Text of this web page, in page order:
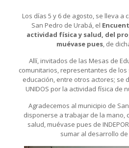
Los días 5 y 6 de agosto, se lleva a
San Pedro de Urabá, el
actividad física y salud, del
muévase pues, de
Allí, invitados de las Mesas de
comunitarios, representantes de
educación, entre otros actores; se
UNIDOS por la actividad física de
Agradecemos al municipio de
disponerse a trabajar de la mano,
salud, muévase pues de
sumar al desarrollo